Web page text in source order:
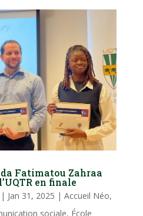
Fatimatou Zahraa
en finale
Jan 31, 2025 | Accueil Néo,
sociale, École